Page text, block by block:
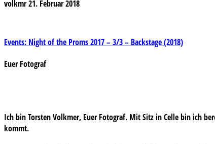
volkmr21. Februar 2018
Beitragsnavigation
Events: Night of the Proms 2017 – 3/3 – Backstage (2018)
Euer Fotograf
Ich bin Torsten Volkmer, Euer Fotograf. Mit Sitz in Celle bin ich
kommt.